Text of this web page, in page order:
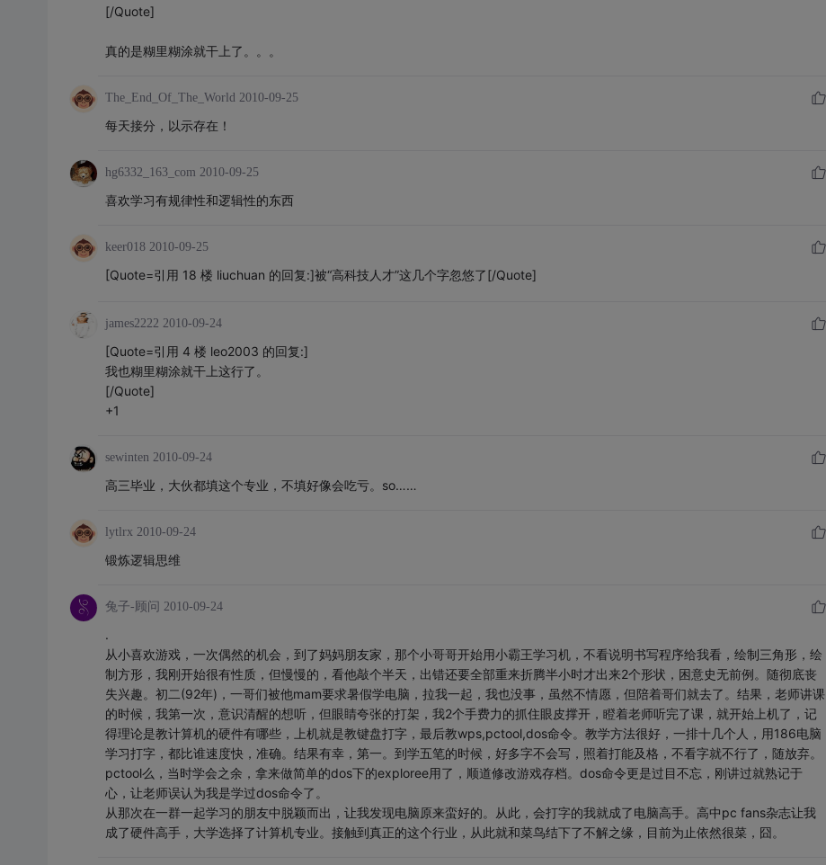
[/Quote]
真的是糊里糊涂就干上了。。。
The_End_Of_The_World 2010-09-25
每天接分，以示存在！
hg6332_163_com 2010-09-25
喜欢学习有规律性和逻辑性的东西
keer018 2010-09-25
[Quote=引用 18 楼 liuchuan 的回复:]被“高科技人才”这几个字忽悠了[/Quote]
james2222 2010-09-24
[Quote=引用 4 楼 leo2003 的回复:]
我也糊里糊涂就干上这行了。
[/Quote]
+1
sewinten 2010-09-24
高三毕业，大伙都填这个专业，不填好像会吃亏。so……
lytlrx 2010-09-24
锻炼逻辑思维
兔子-顾问 2010-09-24
.
从小喜欢游戏，一次偶然的机会，到了妈妈朋友家，那个小哥哥开始用小霸王学习机，不看说明书写程序给我看，绘制三角形，绘
制方形，我刚开始很有性质，但慢慢的，看他敲个半天，出错还要全部重来折腾半小时才出来2个形状，困意史无前例。随彻底丧
失兴趣。初二(92年)，一哥们被他mam要求暑假学电脑，拉我一起，我也没事，虽然不情愿，但陪着哥们就去了。结果，老师讲课
的时候，我第一次，意识清醒的想听，但眼睛夸张的打架，我2个手费力的抓住眼皮撑开，瞪着老师听完了课，就开始上机了，记
得理论是教计算机的硬件有哪些，上机就是教键盘打字，最后教wps,pctool,dos命令。教学方法很好，一排十几个人，用186电脑
学习打字，都比谁速度快，准确。结果有幸，第一。到学五笔的时候，好多字不会写，照着打能及格，不看字就不行了，随放弃。
pctool么，当时学会之余，拿来做简单的dos下的exploree用了，顺道修改游戏存档。dos命令更是过目不忘，刚讲过就熟记于
心，让老师误认为我是学过dos命令了。
从那次在一群一起学习的朋友中脱颖而出，让我发现电脑原来蛮好的。从此，会打字的我就成了电脑高手。高中pc fans杂志让我
成了硬件高手，大学选择了计算机专业。接触到真正的这个行业，从此就和菜鸟结下了不解之缘，目前为止依然很菜，囧。